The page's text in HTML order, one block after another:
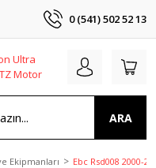
0 (541) 502 52 13
ARA
Ekipmanları Ebc Rsd008 2000-